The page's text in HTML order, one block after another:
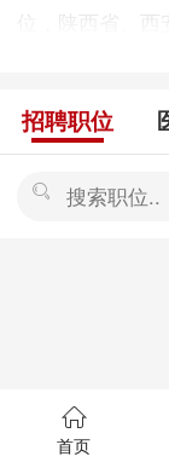
位，陕西省、
其中中高级专
共振成像系统
保障手段。 医
针，坚持“爱心
招聘职位
首页